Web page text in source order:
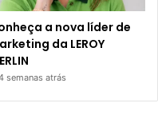
a nova líder de
da LEROY
semanas atrás